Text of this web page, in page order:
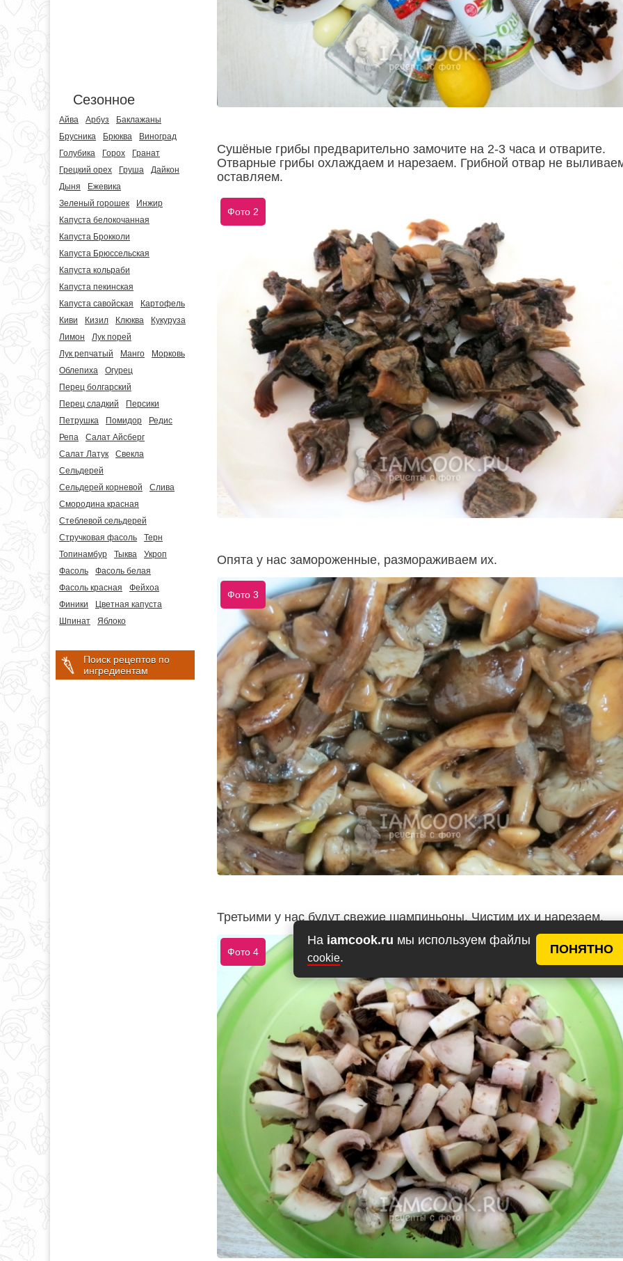
На iamcook.ru мы используем файлы
cookie.
ПОНЯТНО
Сезонное
Айва Арбуз
Баклажаны
Брусника
Брюква
Виноград
Голубика
Горох
Гранат
Грецкий орех
Груша
Дайкон
Дыня
Ежевика
Зеленый горошек
Инжир
Капуста белокочанная
Капуста Брокколи
Капуста Брюссельская
Капуста кольраби
Капуста пекинская
Капуста савойская
Картофель
Киви
Кизил Клюква
Кукуруза
Лимон
Лук порей
Лук репчатый
Манго
Морковь
Облепиха
Огурец
Перец болгарский
Перец сладкий
Персики
Петрушка
Помидор
Редис
Репа
Салат Айсберг
Салат Латук
Свекла
Сельдерей
Сельдерей корневой
Слива
Смородина красная
Стеблевой сельдерей
Стручковая фасоль
Терн
Топинамбур
Тыква
Укроп
Фасоль
Фасоль белая
Фасоль красная
Фейхоа
Финики
Цветная капуста
Шпинат
Яблоко
Поиск рецептов по
ингредиентам
Сушёные грибы предварительно замочите на 2-3 часа и отварите.
Отварные грибы охлаждаем и нарезаем. Грибной отвар не
оставляем.
Фото 2
Опята у нас замороженные, размораживаем их.
Фото 3
Третьими у нас будут свежие шампиньоны. Чистим их и нарезаем.
Фото 4